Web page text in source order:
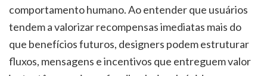
comportamento humano. Ao entender que usuários
tendem a valorizar recompensas imediatas mais do
que benefícios futuros, designers podem estruturar
fluxos, mensagens e incentivos que entreguem valor